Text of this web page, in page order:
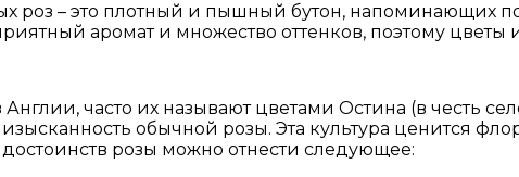
роз – это плотный и пышный бутон, напоминающих
аромат и множество оттенков, поэтому цветы
часто их называют цветами Остина (в честь
изысканность обычной розы. Эта культура ценится
розы можно отнести следующее: